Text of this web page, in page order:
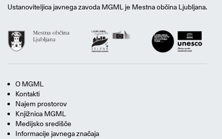
Ustanoviteljica javnega zavoda MGML je Mestna občina Ljubljana.
O MGML
Kontakti
Najem prostorov
Knjižnica MGML
Medijsko središče
Informacije javnega značaja